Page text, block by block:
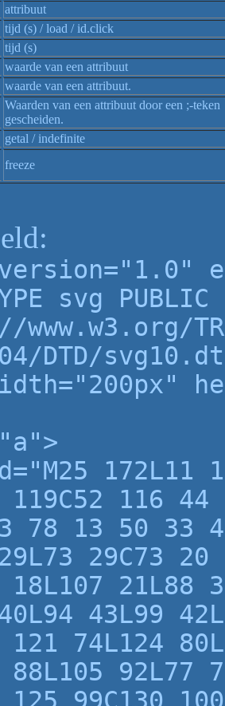
attribuut
tijd (s) / load / id.click
tijd (s)
waarde van een attribuut
waarde van een attribuut.
Waarden van een attribuut door een ;-teken
gescheiden.
getal / indefinite
freeze
svg
DTD/
172L11
119C52 116
78 13 50 33
29C73
18L107 21L88
43L99
121 74L124
88L105 92L77
125 99C130